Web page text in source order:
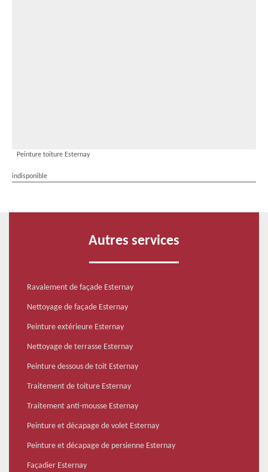
Peinture toiture Esternay
indisponible
Autres services
Ravalement de façade Esternay
Nettoyage de façade Esternay
Peinture extérieure Esternay
Nettoyage de terrasse Esternay
Peinture dessous de toit Esternay
Traitement de toiture Esternay
Traitement anti-mousse Esternay
Peinture et décapage de volet Esternay
Peinture et décapage de persienne Esternay
Façadier Esternay